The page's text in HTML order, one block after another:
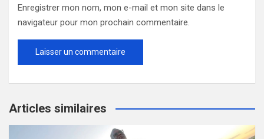
Enregistrer mon nom, mon e-mail et mon site dans le
navigateur pour mon prochain commentaire.
Articles similaires